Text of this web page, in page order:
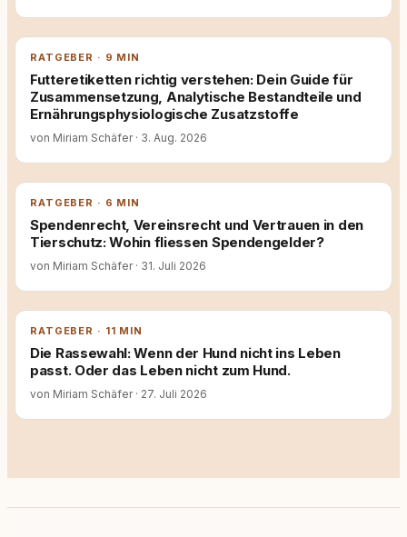
RATGEBER · 9 MIN
Futteretiketten richtig verstehen: Dein Guide für
Zusammensetzung, Analytische Bestandteile und
Ernährungsphysiologische Zusatzstoffe
von Miriam Schäfer · 3. Aug. 2026
RATGEBER · 6 MIN
Spendenrecht, Vereinsrecht und Vertrauen in den
Tierschutz: Wohin fliessen Spendengelder?
von Miriam Schäfer · 31. Juli 2026
RATGEBER · 11 MIN
Die Rassewahl: Wenn der Hund nicht ins Leben
passt. Oder das Leben nicht zum Hund.
von Miriam Schäfer · 27. Juli 2026